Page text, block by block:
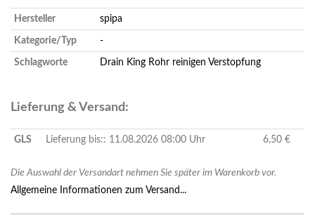
Hersteller spipa
Kategorie/Typ -
Schlagworte Drain King Rohr reinigen Verstopfung
Lieferung & Versand:
GLS Lieferung bis:: 11.08.2026 08:00 Uhr 6,50 €
Die Auswahl der Versandart nehmen Sie später im Warenkorb vor.
Allgemeine Informationen zum Versand...